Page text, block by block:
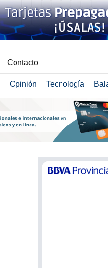
Contacto
Opinión Tecnología